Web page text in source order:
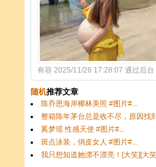
有容 2025/11/26 17:28:07 通过后台